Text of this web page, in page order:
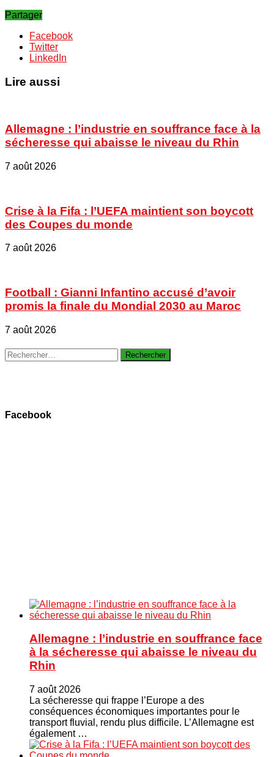
Partager
Facebook
Twitter
LinkedIn
Lire aussi
Allemagne : l’industrie en souffrance face à la
sécheresse qui abaisse le niveau du Rhin
7 août 2026
Crise à la Fifa : l’UEFA maintient son boycott
des Coupes du monde
7 août 2026
Football : Gianni Infantino accusé d’avoir
promis la finale du Mondial 2030 au Maroc
7 août 2026
Rechercher :
Facebook
Allemagne : l’industrie en souffrance face
à la sécheresse qui abaisse le niveau du
Rhin
7 août 2026
La sécheresse qui frappe l’Europe a des
conséquences économiques importantes pour le
transport fluvial, rendu plus difficile. L’Allemagne est
également …